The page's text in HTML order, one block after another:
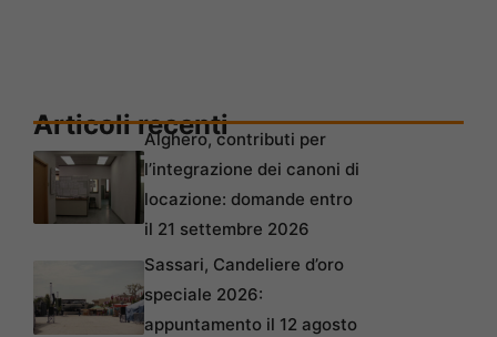
Articoli recentiAlghero, contributi per
l’integrazione dei canoni di
locazione: domande entro
il 21 settembre 2026
Sassari, Candeliere d’oro
speciale 2026:
appuntamento il 12 agosto